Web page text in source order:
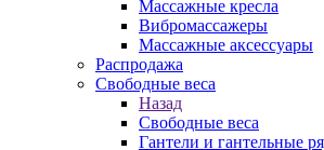
Массажные кресла
Вибромассажеры
Массажные аксессуары
Распродажа
Свободные веса
Назад
Свободные веса
Гантели и гантельные